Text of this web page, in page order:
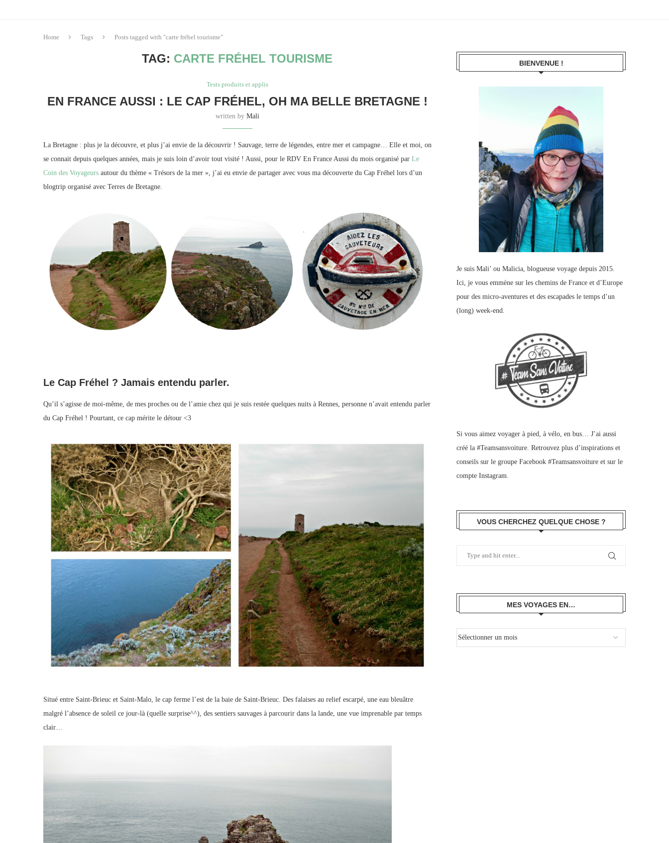
Home Tags Posts tagged with "carte fréhel tourisme"
TAG: CARTE FRÉHEL TOURISME
Tests produits et applis
EN FRANCE AUSSI : LE CAP FRÉHEL, OH MA BELLE BRETAGNE !
written by Mali
La Bretagne : plus je la découvre, et plus j’ai envie de la découvrir ! Sauvage, terre de légendes, entre mer et campagne… Elle et moi, on
se connait depuis quelques années, mais je suis loin d’avoir tout visité ! Aussi, pour le RDV En France Aussi du mois organisé par Le
Coin des Voyageurs autour du thème « Trésors de la mer », j’ai eu envie de partager avec vous ma découverte du Cap Fréhel lors d’un
blogtrip organisé avec Terres de Bretagne.
Le Cap Fréhel ? Jamais entendu parler.
Qu’il s’agisse de moi-même, de mes proches ou de l’amie chez qui je suis restée quelques nuits à Rennes, personne n’avait entendu parler
du Cap Fréhel ! Pourtant, ce cap mérite le détour <3
Situé entre Saint-Brieuc et Saint-Malo, le cap ferme l’est de la baie de Saint-Brieuc. Des falaises au relief escarpé, une eau bleuâtre
malgré l’absence de soleil ce jour-là (quelle surprise^^), des sentiers sauvages à parcourir dans la lande, une vue imprenable par temps
clair…
BIENVENUE !
Je suis Mali’ ou Malicia, blogueuse voyage depuis 2015.
Ici, je vous emmène sur les chemins de France et d’Europe
pour des micro-aventures et des escapades le temps d’un
(long) week-end.
Si vous aimez voyager à pied, à vélo, en bus… J’ai aussi
créé la #Teamsansvoiture. Retrouvez plus d’inspirations et
conseils sur le groupe Facebook #Teamsansvoiture et sur le
compte Instagram.
VOUS CHERCHEZ QUELQUE CHOSE ?
MES VOYAGES EN…